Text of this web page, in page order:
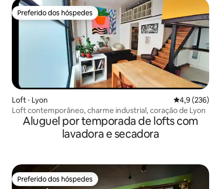
Preferido dos hóspedes
Preferido dos hóspedes
Loft ⋅ Lyon 4,9 de uma
4,9 (236)
Loft contemporâneo, charme industrial, coração de Lyon
Aluguel por temporada de lofts com
lavadora e secadora
Preferido dos hóspedes
Preferido dos hóspedes